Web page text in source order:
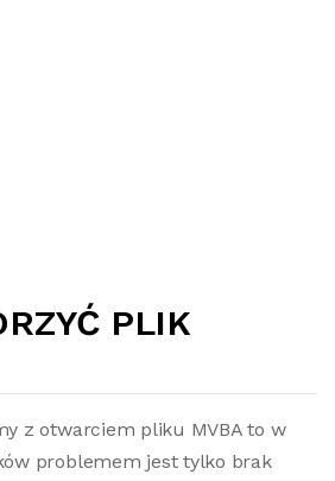
PLIK
z otwarciem pliku MVBA to w
problemem jest tylko brak